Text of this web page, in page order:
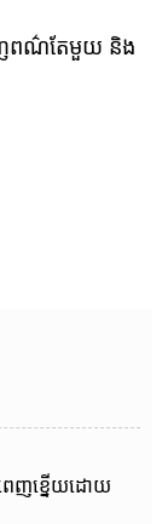
ពណ៌តែមួយ និង
េញខ្នើយដោយ